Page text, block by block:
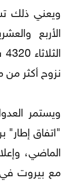
ويعني ذلك
الأربع
نزوح أكثر
ويستمر
الماضي،
مع بيروت في